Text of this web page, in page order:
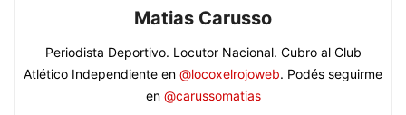
Matias Carusso
Periodista Deportivo. Locutor Nacional. Cubro al Club
Atlético Independiente en @locoxelrojoweb. Podés seguirme
en @carussomatias